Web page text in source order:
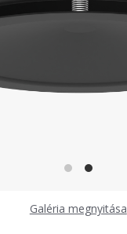
Galéria megnyitása